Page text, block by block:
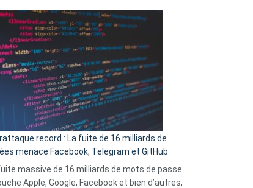
sans-
abri
en
3
secondes
Wrapped
2025
est
:
Le
Wrapped
Party
pour
comparer
vos
goûts
musicaux
record : La fuite de 16 milliards de
menace Facebook, Telegram et GitHub
massive de 16 milliards de mots de passe
Apple, Google, Facebook et bien d’autres,